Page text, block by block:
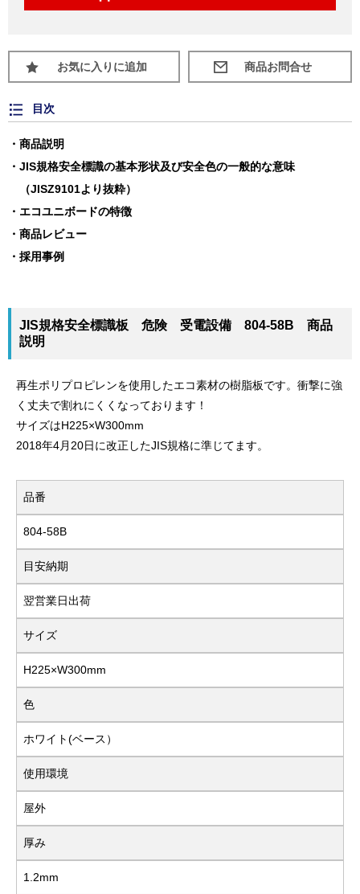
お気に入りに追加
目次
商品説明
JIS規格安全標識の基本形状及び安全色の一般的な意味
（JISZ9101より抜粋）
エコユニボードの特徴
商品レビュー
採用事例
JIS規格安全標識板 危険 受電設備 804-58B 商品
説明
再生ポリプロピレンを使用したエコ素材の樹脂板です。衝撃に強
く丈夫で割れにくくなっております！
サイズはH225×W300mm
2018年4月20日に改正したJIS規格に準じてます。
品番
804-58B
目安納期
翌営業日出荷
サイズ
H225×W300mm
色
ホワイト(ベース）
使用環境
屋外
厚み
1.2mm